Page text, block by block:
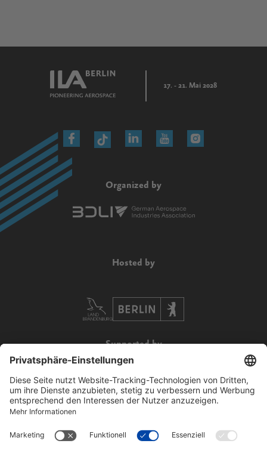
17. - 21. Mai 2028
Organized by
Hosted by
Supported by